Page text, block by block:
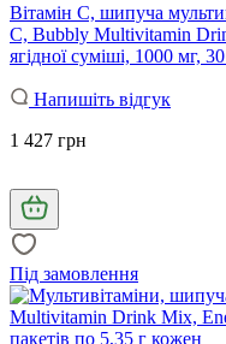
Вітамін С, шипуча
C, Bubbly Multivitamin
ягідної суміші, 1000 мг,
Напишіть відгук
1 427 грн
Під замовлення